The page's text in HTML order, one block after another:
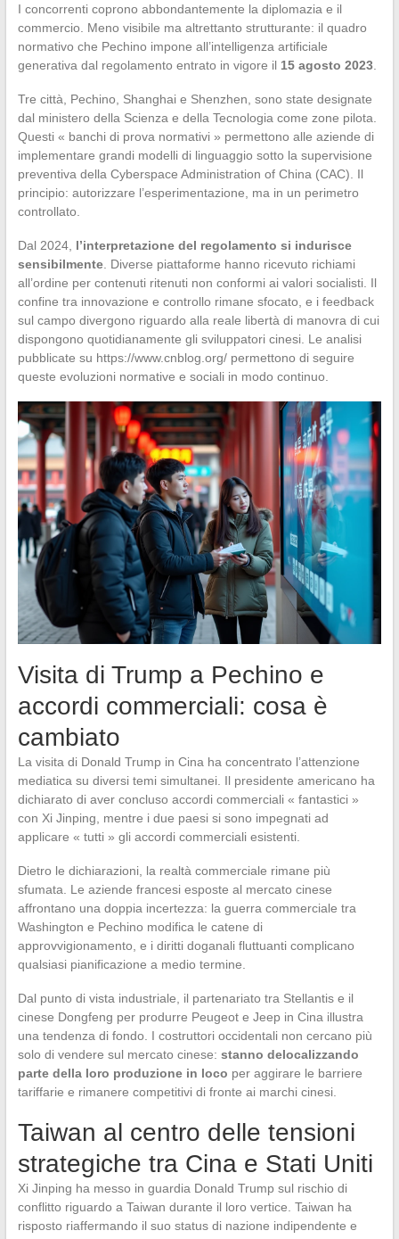
I concorrenti coprono abbondantemente la diplomazia e il
commercio. Meno visibile ma altrettanto strutturante: il quadro
normativo che Pechino impone all’intelligenza artificiale
generativa dal regolamento entrato in vigore il 15 agosto 2023.
Tre città, Pechino, Shanghai e Shenzhen, sono state designate
dal ministero della Scienza e della Tecnologia come zone pilota.
Questi « banchi di prova normativi » permettono alle aziende di
implementare grandi modelli di linguaggio sotto la supervisione
preventiva della Cyberspace Administration of China (CAC). Il
principio: autorizzare l’esperimentazione, ma in un perimetro
controllato.
Dal 2024, l’interpretazione del regolamento si indurisce
sensibilmente. Diverse piattaforme hanno ricevuto richiami
all’ordine per contenuti ritenuti non conformi ai valori socialisti. Il
confine tra innovazione e controllo rimane sfocato, e i feedback
sul campo divergono riguardo alla reale libertà di manovra di cui
dispongono quotidianamente gli sviluppatori cinesi. Le analisi
pubblicate su https://www.cnblog.org/ permettono di seguire
queste evoluzioni normative e sociali in modo continuo.
Visita di Trump a Pechino e
accordi commerciali: cosa è
cambiato
La visita di Donald Trump in Cina ha concentrato l’attenzione
mediatica su diversi temi simultanei. Il presidente americano ha
dichiarato di aver concluso accordi commerciali « fantastici »
con Xi Jinping, mentre i due paesi si sono impegnati ad
applicare « tutti » gli accordi commerciali esistenti.
Dietro le dichiarazioni, la realtà commerciale rimane più
sfumata. Le aziende francesi esposte al mercato cinese
affrontano una doppia incertezza: la guerra commerciale tra
Washington e Pechino modifica le catene di
approvvigionamento, e i diritti doganali fluttuanti complicano
qualsiasi pianificazione a medio termine.
Dal punto di vista industriale, il partenariato tra Stellantis e il
cinese Dongfeng per produrre Peugeot e Jeep in Cina illustra
una tendenza di fondo. I costruttori occidentali non cercano più
solo di vendere sul mercato cinese: stanno delocalizzando
parte della loro produzione in loco per aggirare le barriere
tariffarie e rimanere competitivi di fronte ai marchi cinesi.
Taiwan al centro delle tensioni
strategiche tra Cina e Stati Uniti
Xi Jinping ha messo in guardia Donald Trump sul rischio di
conflitto riguardo a Taiwan durante il loro vertice. Taiwan ha
risposto riaffermando il suo status di nazione indipendente e